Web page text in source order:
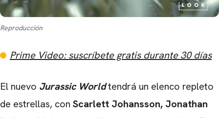
Reproducción
Prime Video: suscríbete gratis durante 30 días
El nuevo Jurassic Worldtendrá un elenco repleto
de estrellas, con Scarlett Johansson, Jonathan